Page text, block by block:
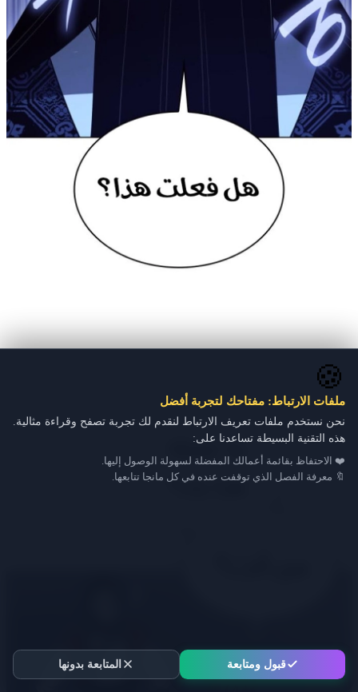
🍪
ملفات الارتباط: مفتاحك لتجربة أفضل
نحن نستخدم ملفات تعريف الارتباط لنقدم لك تجربة تصفح وقراءة مثالية.
هذه التقنية البسيطة تساعدنا على:
❤️ الاحتفاظ بقائمة أعمالك المفضلة لسهولة الوصول إليها.
🔖 معرفة الفصل الذي توقفت عنده في كل مانجا تتابعها.
قبول ومتابعة المتابعة بدونها